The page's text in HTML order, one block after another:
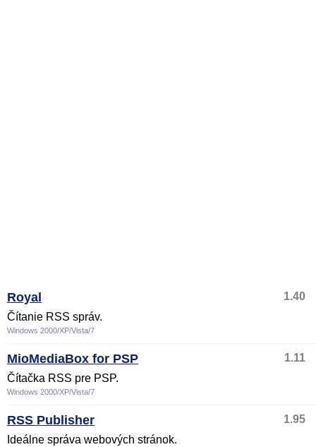
Royal
1.40
Čítanie RSS správ.
Windows 2000/XP/Vista/7
MioMediaBox for PSP
1.11
Čítačka RSS pre PSP.
Windows 2000/XP/Vista/7
RSS Publisher
1.95
Ideálne správa webových stránok.